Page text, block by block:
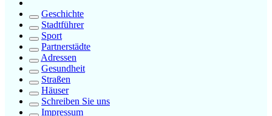
Geschichte
Stadtführer
Sport
Partnerstädte
Adressen
Gesundheit
Straßen
Häuser
Schreiben Sie uns
Impressum